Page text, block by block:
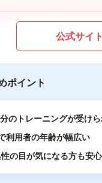
公式サイト
ポイント
のトレーニングが受けら
利用者の年齢が幅広い
の目が気になる方も安